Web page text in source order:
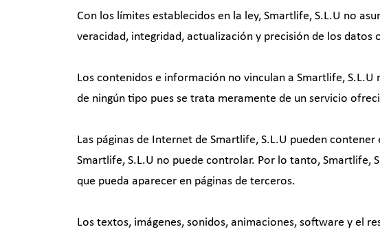
Con los límites establecidos en la ley, Smartlife, S.L.U no
veracidad, integridad, actualización y precisión de los datos
Los contenidos e información no vinculan a Smartlife,
de ningún tipo pues se trata meramente de un servicio
Las páginas de Internet de Smartlife, S.L.U pueden
Smartlife, S.L.U no puede controlar. Por lo tanto, Smartlife,
que pueda aparecer en páginas de terceros.
Los textos, imágenes, sonidos, animaciones, software y el